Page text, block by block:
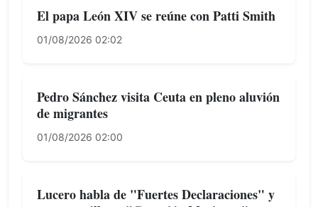
El papa León XIV se reúne con Patti Smith
01/08/2026 02:02
Pedro Sánchez visita Ceuta en pleno aluvión
de migrantes
01/08/2026 02:00
Lucero habla de "Fuertes Declaraciones" y